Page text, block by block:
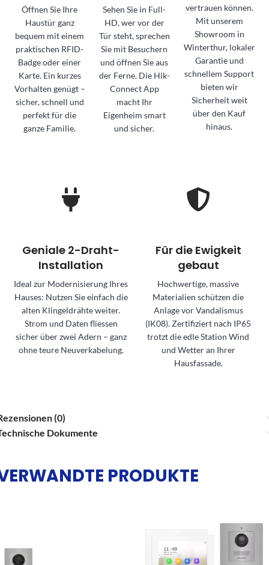
Öffnen Sie Ihre
Haustür ganz
bequem mit einem
praktischen RFID-
Badge oder einer
Karte. Ein kurzes
Vorhalten genügt –
sicher, schnell und
perfekt für die
ganze Familie.
Sehen Sie in Full-
HD, wer vor der
Tür steht, sprechen
Sie mit Besuchern
und öffnen Sie aus
der Ferne. Die Hik-
Connect App
macht Ihr
Eigenheim smart
und sicher.
vertrauen können.
Mit unserem
Showroom in
Winterthur, lokaler
Garantie und
schnellem Support
bieten wir
Sicherheit weit
über den Kauf
hinaus.
Geniale 2-Draht-
Installation
Ideal zur Modernisierung Ihres
Hauses: Nutzen Sie einfach die
alten Klingeldrähte weiter.
Strom und Daten fliessen
sicher über zwei Adern – ganz
ohne teure Neuverkabelung.
Für die Ewigkeit
gebaut
Hochwertige, massive
Materialien schützen die
Anlage vor Vandalismus
(IK08). Zertifiziert nach IP65
trotzt die edle Station Wind
und Wetter an Ihrer
Hausfassade.
(0)
Dokumente
PRODUKTE